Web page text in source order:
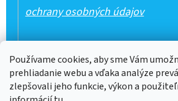
Používame cookies, aby sme Vám
prehliadanie webu a vďaka analýze
zlepšovali jeho funkcie, výkon a
ochrany osobných údajov
PRIHLÁSIŤ SA